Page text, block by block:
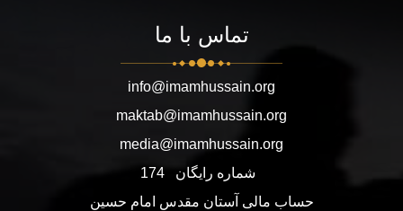
تماس با ما
info@imamhussain.org
maktab@imamhussain.org
media@imamhussain.org
شماره رایگان
174
حساب مالی آستان مقدس امام حسین